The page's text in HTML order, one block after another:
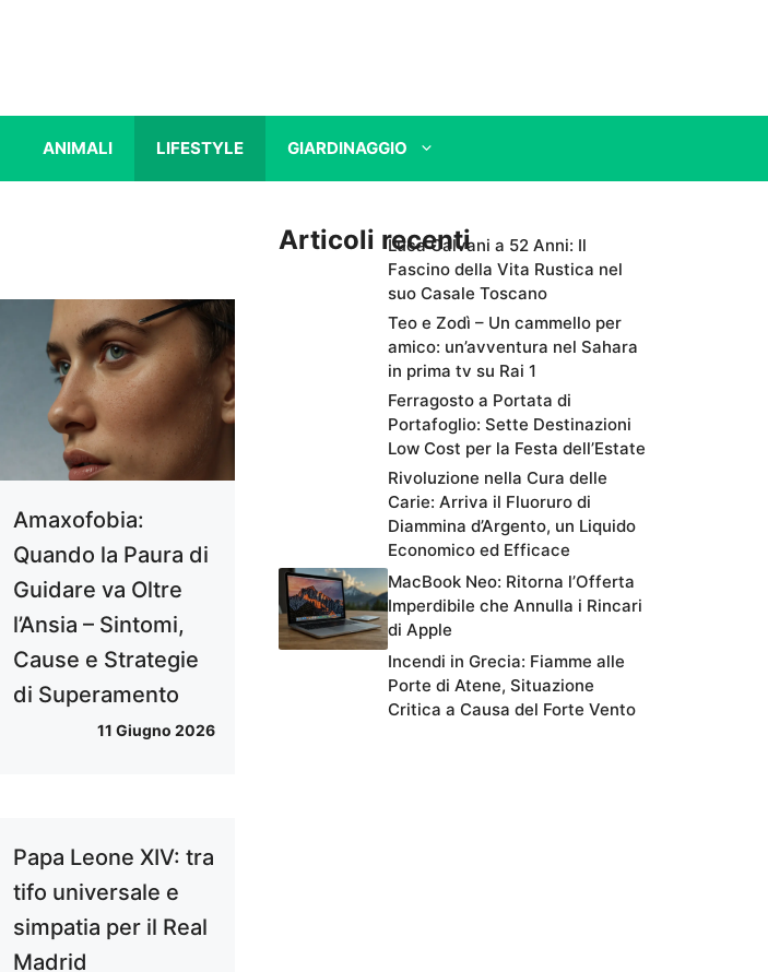
ANIMALI LIFESTYLE GIARDINAGGIO
Amaxofobia:
Quando la Paura di
Guidare va Oltre
l’Ansia – Sintomi,
Cause e Strategie
di Superamento
11 Giugno 2026
Papa Leone XIV: tra
tifo universale e
simpatia per il Real
Madrid
Articoli recentiLuca Calvani a 52 Anni: Il
Fascino della Vita Rustica nel
suo Casale Toscano
Teo e Zodì – Un cammello per
amico: un’avventura nel Sahara
in prima tv su Rai 1
Ferragosto a Portata di
Portafoglio: Sette Destinazioni
Low Cost per la Festa dell’Estate
Rivoluzione nella Cura delle
Carie: Arriva il Fluoruro di
Diammina d’Argento, un Liquido
Economico ed Efficace
MacBook Neo: Ritorna l’Offerta
Imperdibile che Annulla i Rincari
di Apple
Incendi in Grecia: Fiamme alle
Porte di Atene, Situazione
Critica a Causa del Forte Vento